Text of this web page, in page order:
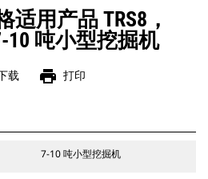
适用产品 TRS8，
10 吨小型挖掘机
载 print 打印
7-10 吨小型挖掘机